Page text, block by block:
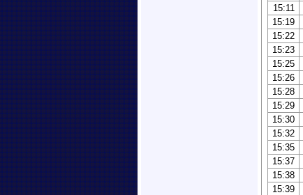
15:11
15:19
15:22
15:23
15:25
15:26
15:28
15:29
15:30
15:32
15:35
15:37
15:38
15:39